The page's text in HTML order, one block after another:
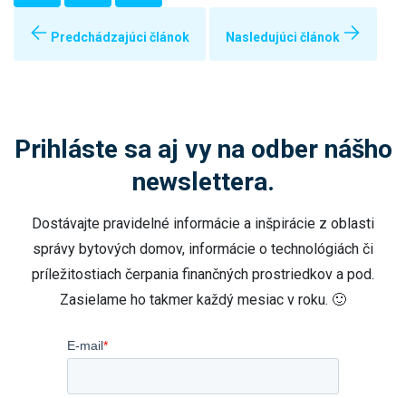
Predchádzajúci článok Nasledujúci článok
Prihláste sa aj vy na odber nášho
newslettera.
Dostávajte pravidelné informácie a inšpirácie z oblasti
správy bytových domov, informácie o technológiách či
príležitostiach čerpania finančných prostriedkov a pod.
Zasielame ho takmer každý mesiac v roku. 🙂